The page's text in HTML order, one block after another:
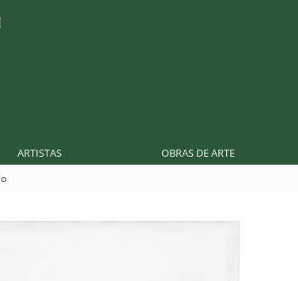
ARTISTAS OBRAS DE ARTE